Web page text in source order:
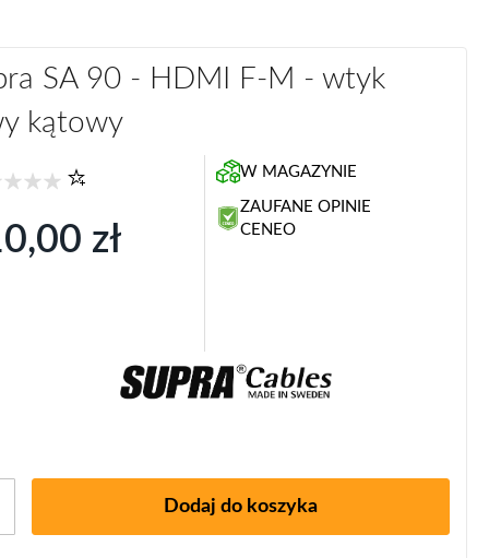
SA 90 - HDMI F-M - wtyk
kątowy
zł
W MAGAZYNIE
ZAUFANE OPINIE
CENEO
Dodaj do koszyka